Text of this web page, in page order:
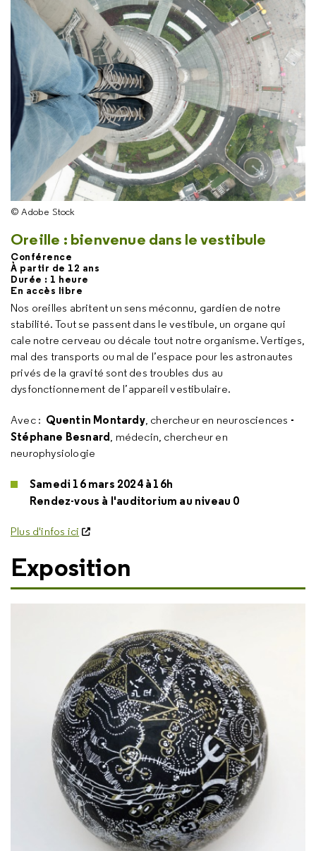
© Adobe Stock
Oreille : bienvenue dans le vestibule
Conférence
À partir de 12 ans
Durée : 1 heure
En accès libre
Nos oreilles abritent un sens méconnu, gardien de notre
stabilité. Tout se passent dans le vestibule, un organe qui
cale notre cerveau ou décale tout notre organisme. Vertiges,
mal des transports ou mal de l’espace pour les astronautes
privés de la gravité sont des troubles dus au
dysfonctionnement de l’appareil vestibulaire.
Avec : Quentin Montardy, chercheur en neurosciences -
Stéphane Besnard , médecin, chercheur en
neurophysiologie
Samedi 16 mars 2024 à 16h
Rendez-vous à l'auditorium au niveau 0
Plus d'infos ici
Exposition